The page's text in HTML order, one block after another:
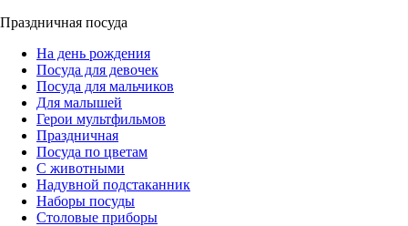
Праздничная посуда
На день рождения
Посуда для девочек
Посуда для мальчиков
Для малышей
Герои мультфильмов
Праздничная
Посуда по цветам
С животными
Надувной подстаканник
Наборы посуды
Столовые приборы